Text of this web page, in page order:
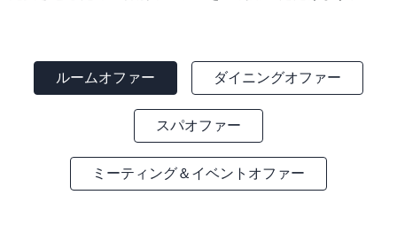
ルームオファー ダイニングオファー
スパオファー
ミーティング＆イベントオファー